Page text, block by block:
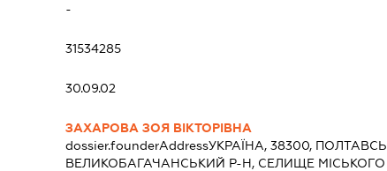
-
31534285
30.09.02
ЗАХАРОВА ЗОЯ ВІКТОРІВНА
dossier.founderAddressУКРАЇНА, 38300,
ВЕЛИКОБАГАЧАНСЬКИЙ Р-Н, СЕЛИЩЕ МІСЬКОГО